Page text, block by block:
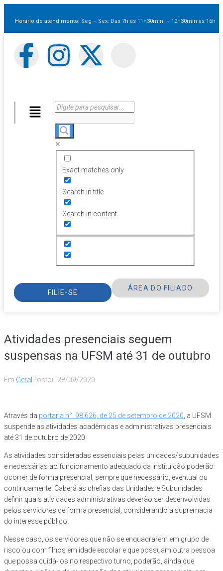
Horário de atendimento: Seg – Sex: Das 7h às 11h30min – 12h30min às 16h
Exact matches only
Search in title
Search in content
FILIE-SE
ÁREA DO FILIADO
Atividades presenciais seguem
suspensas na UFSM até 31 de outubro
Em Geral Postou 28/09/2020
Através da portaria n°. 98.626, de 25 de setembro de 2020 , a UFSM
suspende as atividades acadêmicas e administrativas presenciais
até 31 de outubro de 2020.
As atividades consideradas essenciais pelas unidades/subunidades
e necessárias ao funcionamento adequado da instituição poderão
ocorrer de forma presencial, sempre que necessário, eventual ou
continuamente. Caberá às chefias das Unidades e Subunidades
definir quais atividades administrativas deverão ser desenvolvidas
pelos servidores de forma presencial, considerando a supremacia
do interesse público.
Nesse caso, os servidores que não se enquadrarem em grupo de
risco ou com filhos em idade escolar e que possuam outra pessoa
que possa cuidá-los no respectivo turno, poderão, ainda que